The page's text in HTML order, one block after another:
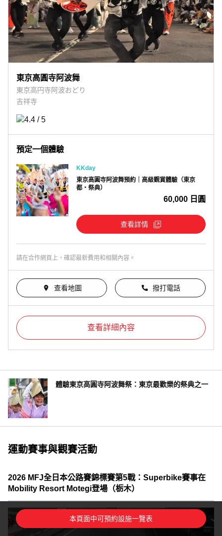
東京高圓寺阿波舞
東京高円寺阿波おどり
吉祥寺
預定一個體驗
KKday
東京高圓寺阿波舞預約｜高級觀賞體驗（東京
都・祭典）
60,000 日圓
查看詳情
請在合作網頁上，確認最新費用和相關內容。
查看地圖 撥打電話
查看詳細內容
體驗東京高圓寺阿波舞祭：東京最歡樂的祭典之一
運動賽事與觀賽活動
2026 MFJ全日本公路賽錦標賽第5戰：Superbike賽事在
Mobility Resort Motegi登場（栃木）
本頁面中可預約設施一覽表